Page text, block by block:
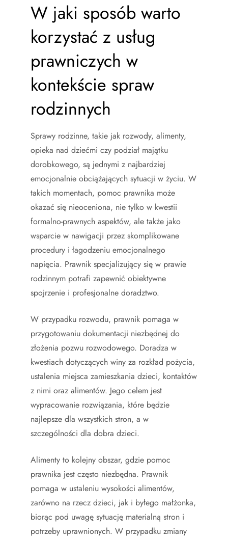
W jaki sposób warto
korzystać z usług
prawniczych w
kontekście spraw
rodzinnych
Sprawy rodzinne, takie jak rozwody, alimenty,
opieka nad dziećmi czy podział majątku
dorobkowego, są jednymi z najbardziej
emocjonalnie obciążających sytuacji w życiu. W
takich momentach, pomoc prawnika może
okazać się nieoceniona, nie tylko w kwestii
formalno-prawnych aspektów, ale także jako
wsparcie w nawigacji przez skomplikowane
procedury i łagodzeniu emocjonalnego
napięcia. Prawnik specjalizujący się w prawie
rodzinnym potrafi zapewnić obiektywne
spojrzenie i profesjonalne doradztwo.
W przypadku rozwodu, prawnik pomaga w
przygotowaniu dokumentacji niezbędnej do
złożenia pozwu rozwodowego. Doradza w
kwestiach dotyczących winy za rozkład pożycia,
ustalenia miejsca zamieszkania dzieci, kontaktów
z nimi oraz alimentów. Jego celem jest
wypracowanie rozwiązania, które będzie
najlepsze dla wszystkich stron, a w
szczególności dla dobra dzieci.
Alimenty to kolejny obszar, gdzie pomoc
prawnika jest często niezbędna. Prawnik
pomaga w ustaleniu wysokości alimentów,
zarówno na rzecz dzieci, jak i byłego małżonka,
biorąc pod uwagę sytuację materialną stron i
potrzeby uprawnionych. W przypadku zmiany